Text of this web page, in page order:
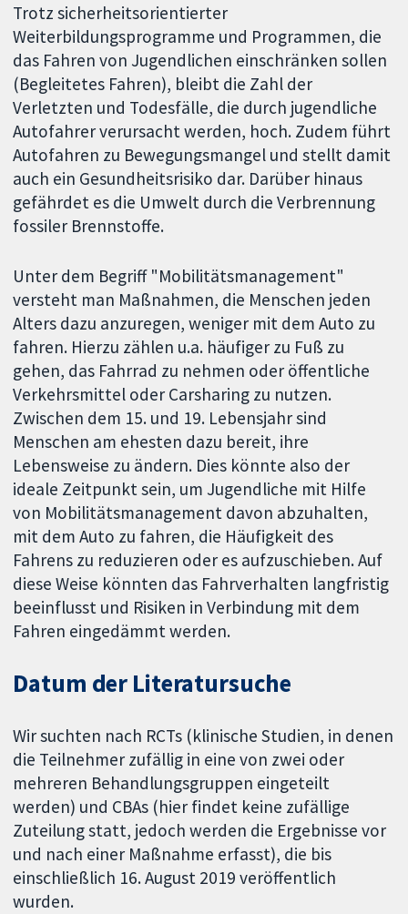
Trotz sicherheitsorientierter
Weiterbildungsprogramme und Programmen, die
das Fahren von Jugendlichen einschränken sollen
(Begleitetes Fahren), bleibt die Zahl der
Verletzten und Todesfälle, die durch jugendliche
Autofahrer verursacht werden, hoch. Zudem führt
Autofahren zu Bewegungsmangel und stellt damit
auch ein Gesundheitsrisiko dar. Darüber hinaus
gefährdet es die Umwelt durch die Verbrennung
fossiler Brennstoffe.
Unter dem Begriff "Mobilitätsmanagement"
versteht man Maßnahmen, die Menschen jeden
Alters dazu anzuregen, weniger mit dem Auto zu
fahren. Hierzu zählen u.a. häufiger zu Fuß zu
gehen, das Fahrrad zu nehmen oder öffentliche
Verkehrsmittel oder Carsharing zu nutzen.
Zwischen dem 15. und 19. Lebensjahr sind
Menschen am ehesten dazu bereit, ihre
Lebensweise zu ändern. Dies könnte also der
ideale Zeitpunkt sein, um Jugendliche mit Hilfe
von Mobilitätsmanagement davon abzuhalten,
mit dem Auto zu fahren, die Häufigkeit des
Fahrens zu reduzieren oder es aufzuschieben. Auf
diese Weise könnten das Fahrverhalten langfristig
beeinflusst und Risiken in Verbindung mit dem
Fahren eingedämmt werden.
Datum der Literatursuche
Wir suchten nach RCTs (klinische Studien, in denen
die Teilnehmer zufällig in eine von zwei oder
mehreren Behandlungsgruppen eingeteilt
werden) und CBAs (hier findet keine zufällige
Zuteilung statt, jedoch werden die Ergebnisse vor
und nach einer Maßnahme erfasst), die bis
einschließlich 16. August 2019 veröffentlich
wurden.